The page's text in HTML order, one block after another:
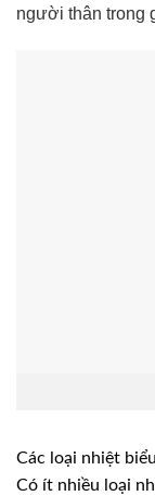
người thân trong
Các loại nhiệt
Có ít nhiều loại